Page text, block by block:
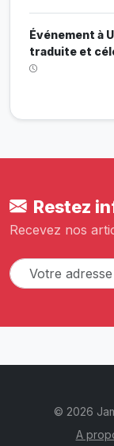
Événement à
traduite et
Restez
Recevez nos
© 2026
A